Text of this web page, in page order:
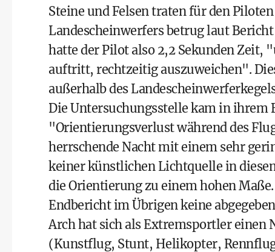
Steine und Felsen traten für den
Landescheinwerfers betrug laut
hatte der Pilot also 2,2 Sekunden Zeit,
auftritt, rechtzeitig auszuweichen".
außerhalb des
Die Untersuchungsstelle kam in ihrem
"Orientierungsverlust während des
herrschende Nacht mit einem sehr
keiner künstlichen Lichtquelle in
die Orientierung zu einem hohen
Endbericht im Übrigen keine
Arch hat sich als Extremsportler einen
(Kunstflug, Stunt, Helikopter,